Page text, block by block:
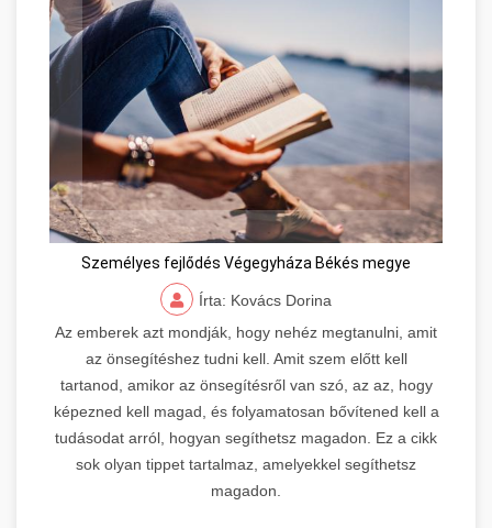
Személyes fejlődés Végegyháza Békés megye
Írta: Kovács Dorina
Az emberek azt mondják, hogy nehéz megtanulni, amit
az önsegítéshez tudni kell. Amit szem előtt kell
tartanod, amikor az önsegítésről van szó, az az, hogy
képezned kell magad, és folyamatosan bővítened kell a
tudásodat arról, hogyan segíthetsz magadon. Ez a cikk
sok olyan tippet tartalmaz, amelyekkel segíthetsz
magadon.